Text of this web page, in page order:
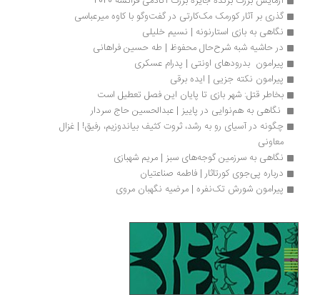
گذری بر آثار کورمک مک‌کارتی در گفت‌وگو با کاوه میرعباسی
نگاهی به بازی استارنونه | نسیم خلیلی
در حاشیه شبه شرح‌حال محفوظ | طه حسین فراهانی
پیرامون  بدرودهای اونتی | پدرام عسکری
پیرامون نکته جزیی | ایده برقی
بخاطر قتل: شهر بازی تا پایان این فصل تعطیل است
نگاهی به هم‌نوایی در پاییز | عبدالحسین حاج سردار
چگونه در آسیای رو به رشد، ثروت کثیف بیاندوزیم، رفیق! | غزال
نگاهی به سرزمین گوجه‌های سبز | مریم شهبازی
درباره پی‌جوی کورتاثار | فاطمه صناعتیان
پیرامون شورش تک‌نفره | مرضیه نگهبان مروی